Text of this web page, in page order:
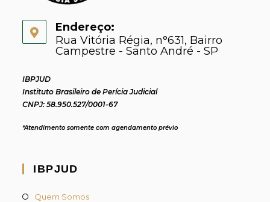
Endereço:
Rua Vitória Régia, n°631, Bairro
Campestre - Santo André - SP
IBPJUD
Instituto Brasileiro de Perícia Judicial
CNPJ: 58.950.527/0001-67
*Atendimento somente com agendamento prévio
IBPJUD
Quem Somos